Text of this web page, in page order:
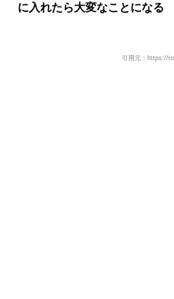
に入れたら大変なことになる
引用元：https://